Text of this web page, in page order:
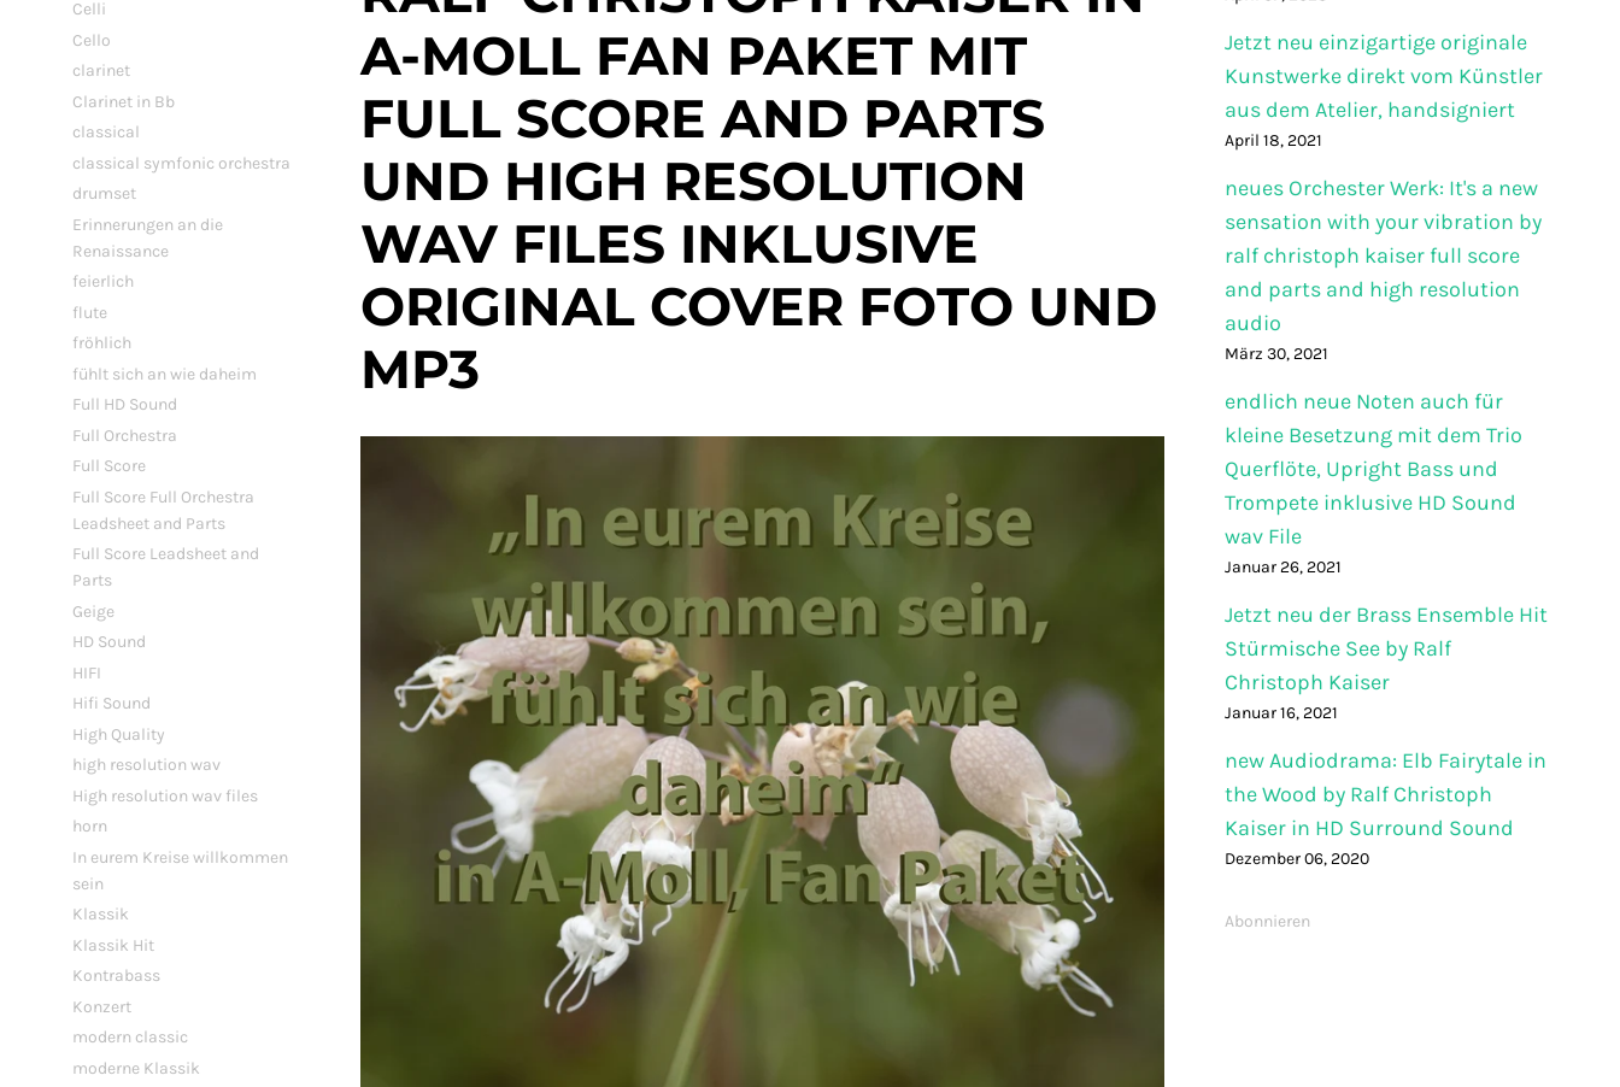
Celli
Cello
clarinet
Clarinet in Bb
classical
classical symfonic orchestra
drumset
Erinnerungen an die
Renaissance
feierlich
flute
fröhlich
fühlt sich an wie daheim
Full HD Sound
Full Orchestra
Full Score
Full Score Full Orchestra
Leadsheet and Parts
Full Score Leadsheet and
Parts
Geige
HD Sound
HIFI
Hifi Sound
High Quality
high resolution wav
High resolution wav files
horn
In eurem Kreise willkommen
sein
Klassik
Klassik Hit
Kontrabass
Konzert
modern classic
moderne Klassik
A-MOLL FAN PAKET MIT
FULL SCORE AND PARTS
UND HIGH RESOLUTION
WAV FILES INKLUSIVE
ORIGINAL COVER FOTO UND
MP3
Jetzt neu einzigartige originale
Kunstwerke direkt vom Künstler
aus dem Atelier, handsigniert
April 18, 2021
neues Orchester Werk: It's a new
sensation with your vibration by
ralf christoph kaiser full score
and parts and high resolution
audio
März 30, 2021
endlich neue Noten auch für
kleine Besetzung mit dem Trio
Querflöte, Upright Bass und
Trompete inklusive HD Sound
wav File
Januar 26, 2021
Jetzt neu der Brass Ensemble Hit
Stürmische See by Ralf
Christoph Kaiser
Januar 16, 2021
new Audiodrama: Elb Fairytale in
the Wood by Ralf Christoph
Kaiser in HD Surround Sound
Dezember 06, 2020
Abonnieren